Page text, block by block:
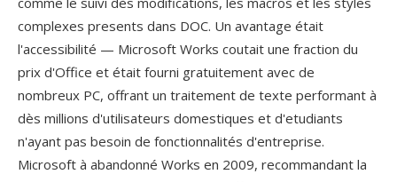
complexes presents dans DOC. Un avantage était
l'accessibilité — Microsoft Works coutait une fraction du
prix d'Office et était fourni gratuitement avec de
nombreux PC, offrant un traitement de texte performant à
dès millions d'utilisateurs domestiques et d'etudiants
n'ayant pas besoin de fonctionnalités d'entreprise.
Microsoft à abandonné Works en 2009, recommandant la